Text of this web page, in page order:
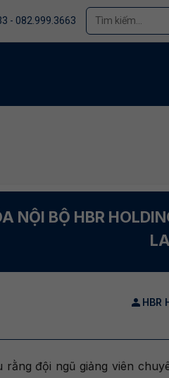
- 082.999.3663
NỘI BỘ HBR
HBR
rằng đội ngũ giảng viên